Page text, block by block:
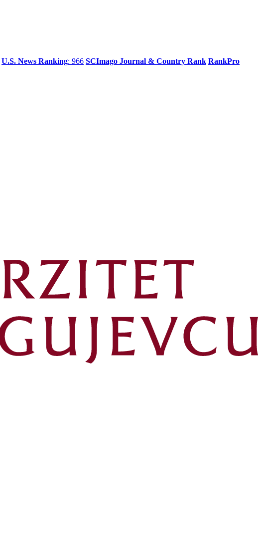
U.S. News Ranking: 966 SCImago Journal & Country Rank RankPro